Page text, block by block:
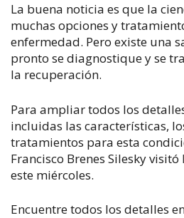
La buena noticia es que la
muchas opciones y
enfermedad. Pero existe una
pronto se diagnostique y se
la recuperación.
Para ampliar todos los
incluidas las características,
tratamientos para esta
Francisco Brenes Silesky
este miércoles.
Encuentre todos los detalles